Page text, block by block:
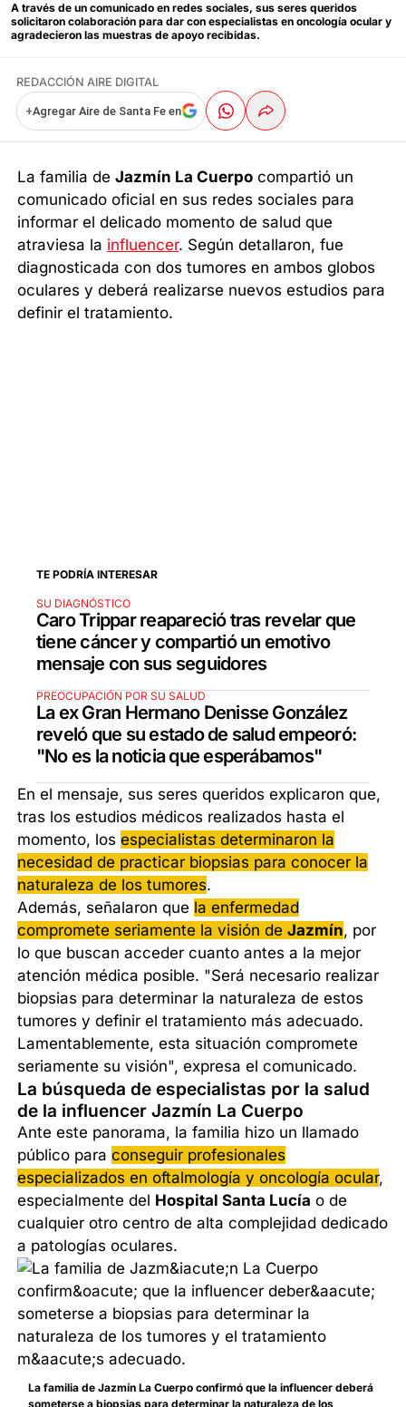
A través de un comunicado en redes sociales, sus seres queridos
solicitaron colaboración para dar con especialistas en oncología ocular y
agradecieron las muestras de apoyo recibidas.
REDACCIÓN AIRE DIGITAL
+Agregar Aire de Santa Fe en
La familia deJazmín La Cuerpo compartió un
comunicado oficial en sus redes sociales para
informar el delicado momento de salud que
atraviesa la influencer. Según detallaron, fue
diagnosticada con dos tumores en ambos globos
oculares y deberá realizarse nuevos estudios para
definir el tratamiento.
TE PODRÍA INTERESAR
SU DIAGNÓSTICO
Caro Trippar reapareció tras revelar que
tiene cáncer y compartió un emotivo
mensaje con sus seguidores
PREOCUPACIÓN POR SU SALUD
La ex Gran Hermano Denisse González
reveló que su estado de salud empeoró:
"No es la noticia que esperábamos"
En el mensaje, sus seres queridos explicaron que,
tras los estudios médicos realizados hasta el
momento, losespecialistas determinaron la
necesidad de practicar biopsias para conocer la
naturaleza de los tumores.
Además, señalaron que la enfermedad
compromete seriamente la visión deJazmín, por
lo que buscan acceder cuanto antes a la mejor
atención médica posible. "Será necesario realizar
biopsias para determinar la naturaleza de estos
tumores y definir el tratamiento más adecuado.
Lamentablemente, esta situación compromete
seriamente su visión", expresa el comunicado.
La búsqueda de especialistas por la salud
de la influencer Jazmín La Cuerpo
Ante este panorama, la familia hizo un llamado
público paraconseguir profesionales
especializados en oftalmología y oncología ocular,
especialmente del Hospital Santa Lucía o de
cualquier otro centro de alta complejidad dedicado
a patologías oculares.
La familia de Jazmín La Cuerpo confirmó que la influencer deberá
someterse a biopsias para determinar la naturaleza de los